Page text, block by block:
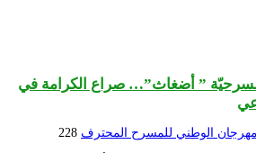
” أضغاث”… صراع الكرامة في
الوطني للمسرح المحترف 228